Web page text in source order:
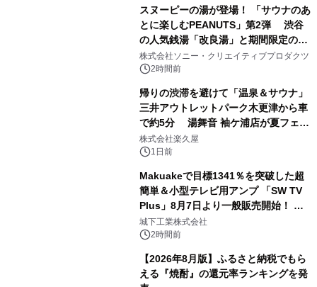
スヌーピーの湯が登場！ 「サウナのあ
とに楽しむPEANUTS」第2弾 渋谷
の人気銭湯「改良湯」と期間限定のコ
ラボレーション サウナイキタイコラ
ボグッズも発売決定！
株式会社ソニー・クリエイティブプロダクツ
2時間前
帰りの渋滞を避けて「温泉＆サウナ」
三井アウトレットパーク木更津から車
で約5分 湯舞音 袖ケ浦店が夏フェア
メニューを提供
株式会社楽久屋
1日前
Makuakeで目標1341％を突破した超
簡単＆小型テレビ用アンプ 「SW TV
Plus」8月7日より一般販売開始！ ケ
ーブル1本つなぐだけ、テレビの音が
ぐっと豊かに
城下工業株式会社
2時間前
【2026年8月版】ふるさと納税でもら
える『焼酎』の還元率ランキングを発